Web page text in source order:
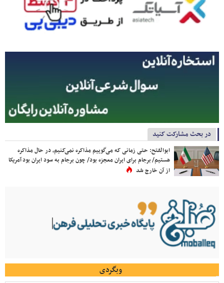
در بحث مشارکت کنید
ابوالفتح: حتی زمانی که می‌گوییم مذاکره نمی‌کنیم، در حال مذاکره
هستیم/ برجام برای ایران معجزه بود/ چون برجام به سود ایران بود آمریکا
از آن خارج شد
وبگردی